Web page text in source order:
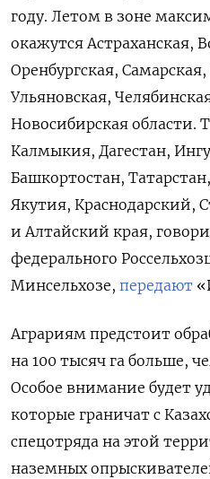
году. Летом в зоне
окажутся Астраханская,
Оренбургская, Самарская,
Ульяновская,
Новосибирская области.
Калмыкия, Дагестан,
Башкортостан,
Якутия, Краснодарский,
и Алтайский края,
федерального
Минсельхозе, передают
Аграриям предстоит
на 100 тысяч га больше,
Особое внимание будет
которые граничат с
спецотряда на этой
наземных